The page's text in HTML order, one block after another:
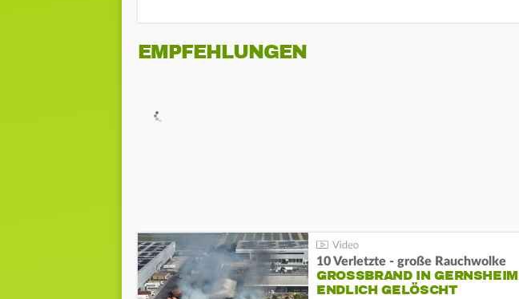
EMPFEHLUNGEN
10 Verletzte - große Rauchwolke
GROSSBRAND IN GERNSHEIM E
NDLICH GELÖSCHT